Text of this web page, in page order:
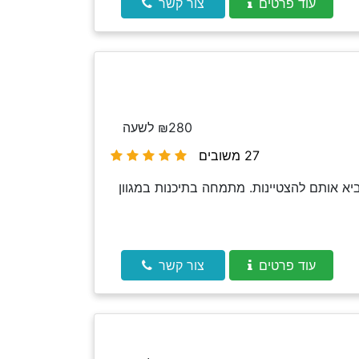
עוד פרטים צור קשר
27 משובים
₪280 לשעה
אותם להצטיינות. מתמחה בתיכנות במגוון
עוד פרטים צור קשר